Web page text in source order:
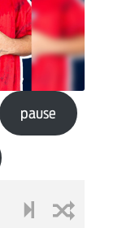
pause